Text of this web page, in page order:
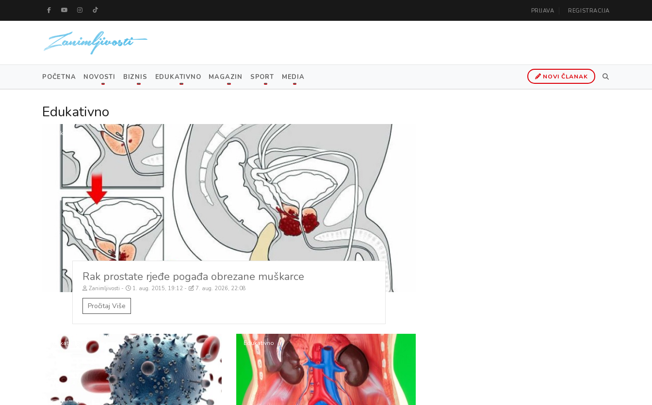
PRIJAVA REGISTRACIJA
POČETNA NOVOSTI BIZNIS EDUKATIVNO MAGAZIN SPORT MEDIA NOVI ČLANAK
Edukativno
Edukativno
Rak prostate rjeđe pogađa obrezane muškarce
Zanimljivosti 1. aug. 2015, 19:12 7. aug. 2026, 22:08
Pročitaj Više
Edukativno Edukativno